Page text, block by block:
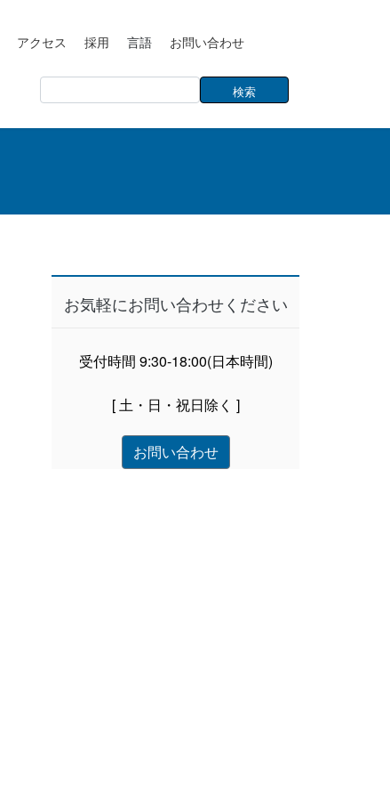
アクセス 採用 言語 お問い合わせ
お気軽にお問い合わせください
受付時間 9:30-18:00(日本時間)
[ 土・日・祝日除く ]
お問い合わせ